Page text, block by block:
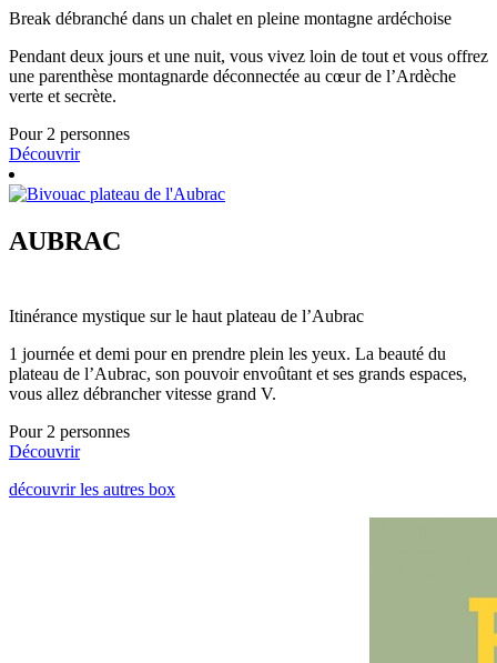
Break débranché dans un chalet en pleine montagne ardéchoise
Pendant deux jours et une nuit, vous vivez loin de tout et vous offrez
une parenthèse montagnarde déconnectée au cœur de l’Ardèche
verte et secrète.
Pour 2 personnes
Découvrir
AUBRAC
Itinérance mystique sur le haut plateau de l’Aubrac
1 journée et demi pour en prendre plein les yeux. La beauté du
plateau de l’Aubrac, son pouvoir envoûtant et ses grands espaces,
vous allez débrancher vitesse grand V.
Pour 2 personnes
Découvrir
découvrir les autres box